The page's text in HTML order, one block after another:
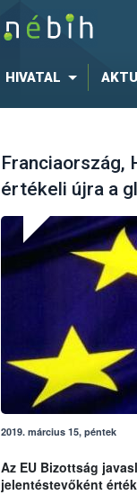
HIVATAL
Franciaország,
értékeli újra a
2019. március 15, péntek
Az EU Bizottság
jelentéstevőként